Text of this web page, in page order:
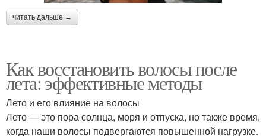
читать дальше →
Как восстановить волосы после
лета: эффективные методы
Лето и его влияние на волосы
Лето — это пора солнца, моря и отпуска, но также время,
когда наши волосы подвергаются повышенной нагрузке.